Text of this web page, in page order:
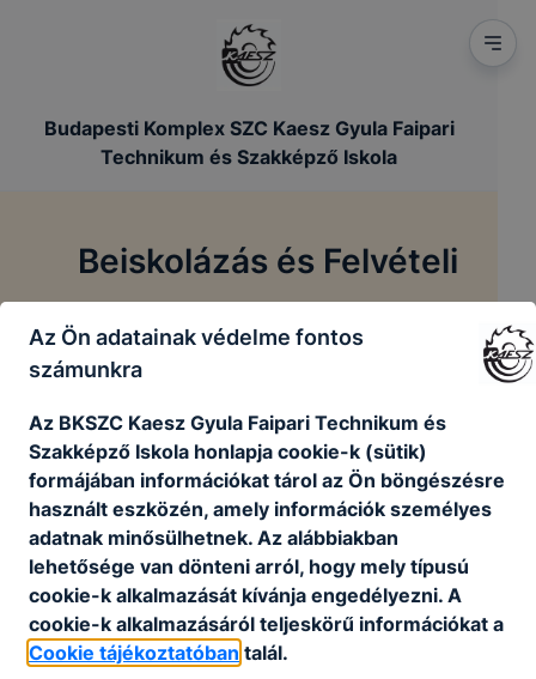
Budapesti Komplex SZC Kaesz Gyula Faipari
Technikum és Szakképző Iskola
Beiskolázás és Felvételi
Főoldal / Beiskolázás és Felvételi
Beiskolázás és Felvételi
Felvételi tájékoztató a 2025/26-os tanévre
Letöltés
Az Ön adatainak védelme fontos
számunkra
Az BKSZC Kaesz Gyula Faipari Technikum és
Szakképző Iskola honlapja cookie-k (sütik)
formájában információkat tárol az Ön böngészésre
használt eszközén, amely információk személyes
adatnak minősülhetnek. Az alábbiakban
lehetősége van dönteni arról, hogy mely típusú
cookie-k alkalmazását kívánja engedélyezni. A
cookie-k alkalmazásáról teljeskörű információkat a
Cookie tájékoztatóban talál.